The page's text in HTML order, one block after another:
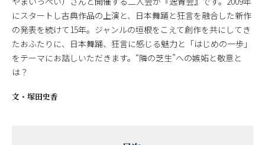
にスタートし古典作品の上演と、日本舞踊と狂言を融合した新作
の発表を続けて15年。ジャンルの垣根をこえて創作を共にしてき
たおふたりに、日本舞踊、狂言に感じる魅力と「はじめの一歩」
をテーマにお話しいただきます。“隣の芝生”への嫉妬と敬意と
は？
文・ 塚田史香